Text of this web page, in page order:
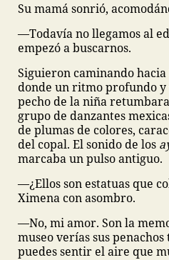
Su mamá sonrió,
—Todavía no llegamos al
empezó a buscarnos.
Siguieron caminando
donde un ritmo profundo
pecho de la niña
grupo de danzantes
de plumas de colores,
del copal. El sonido de los
marcaba un pulso antiguo.
—¿Ellos son estatuas que
Ximena con asombro.
—No, mi amor. Son la
museo verías sus
puedes sentir el aire que